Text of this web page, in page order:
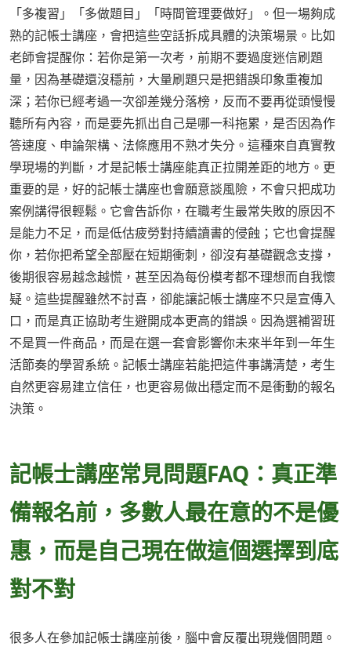
「多複習」「多做題目」「時間管理要做好」。但一場夠成
熟的記帳士講座，會把這些空話拆成具體的決策場景。比如
老師會提醒你：若你是第一次考，前期不要過度迷信刷題
量，因為基礎還沒穩前，大量刷題只是把錯誤印象重複加
深；若你已經考過一次卻差幾分落榜，反而不要再從頭慢慢
聽所有內容，而是要先抓出自己是哪一科拖累，是否因為作
答速度、申論架構、法條應用不熟才失分。這種來自真實教
學現場的判斷，才是記帳士講座能真正拉開差距的地方。更
重要的是，好的記帳士講座也會願意談風險，不會只把成功
案例講得很輕鬆。它會告訴你，在職考生最常失敗的原因不
是能力不足，而是低估疲勞對持續讀書的侵蝕；它也會提醒
你，若你把希望全部壓在短期衝刺，卻沒有基礎觀念支撐，
後期很容易越念越慌，甚至因為每份模考都不理想而自我懷
疑。這些提醒雖然不討喜，卻能讓記帳士講座不只是宣傳入
口，而是真正協助考生避開成本更高的錯誤。因為選補習班
不是買一件商品，而是在選一套會影響你未來半年到一年生
活節奏的學習系統。記帳士講座若能把這件事講清楚，考生
自然更容易建立信任，也更容易做出穩定而不是衝動的報名
決策。
記帳士講座常見問題FAQ：真正準
備報名前，多數人最在意的不是優
惠，而是自己現在做這個選擇到底
對不對
很多人在參加記帳士講座前後，腦中會反覆出現幾個問題。